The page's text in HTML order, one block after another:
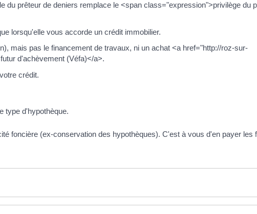
prêteur de deniers remplace le <span class="expression">privilège du
lorsqu'elle vous accorde un crédit immobilier.
mais pas le financement de travaux, ni un achat <a href="http://roz-sur-
d'achèvement (Véfa)</a>.
crédit.
type d'hypothèque.
foncière (ex-conservation des hypothèques). C'est à vous d'en payer les